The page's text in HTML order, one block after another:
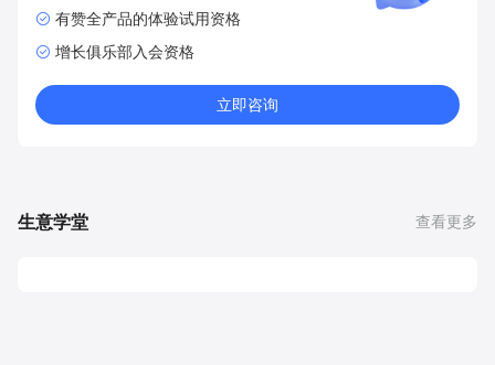
有赞全产品的体验试用资格
增长俱乐部入会资格
立即咨询
生意学堂 查看更多